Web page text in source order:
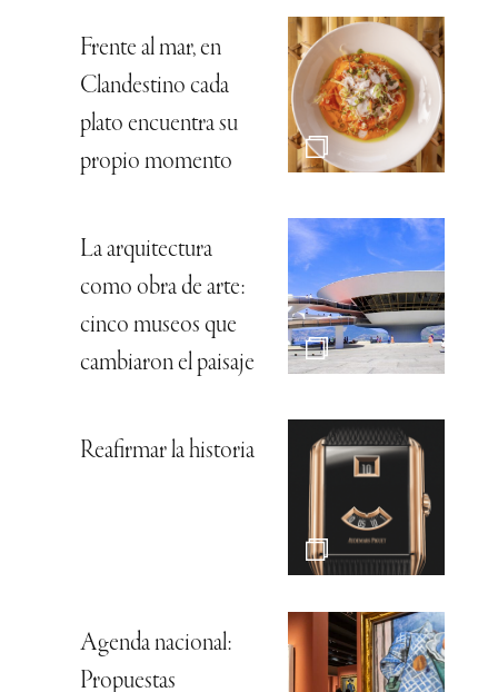
Frente al mar, en
Clandestino cada
plato encuentra su
propio momento
La arquitectura
como obra de arte:
cinco museos que
cambiaron el paisaje
Reafirmar la historia
Agenda nacional:
Propuestas